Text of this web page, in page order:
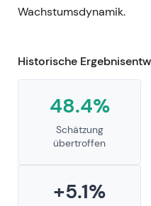
Wachstumsdynamik.
Historische
48.4%
Schätzung
übertroffen
+5.1%